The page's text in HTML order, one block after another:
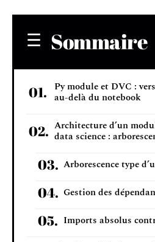
Sommaire
Py module et DVC :
au-delà du notebook
Architecture d’un
data science :
Arborescence type
Gestion des
Imports absolus